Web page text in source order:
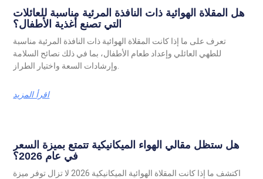
هل المقلاة الهوائية ذات النافذة المرئية مناسبة للعائلات
التي تصنع أغذية الأطفال؟
تعرف على ما إذا كانت المقلاة الهوائية ذات النافذة المرئية مناسبة
للطهي العائلي وإعداد طعام الأطفال، بما في ذلك نصائح السلامة
وإرشادات السعة واختيار الطراز.
اقرأ المزيد
هل ستظل مقالي الهواء الميكانيكية تتمتع بميزة السعر
في عام 2026؟
اكتشف ما إذا كانت المقلاة الهوائية الميكانيكية 2026 لا تزال توفر ميزة